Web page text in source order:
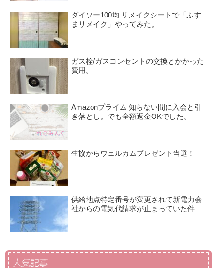
ダイソー100均 リメイクシートで「ふす
まリメイク」やってみた。
ガス栓/ガスコンセントの交換とかかった
費用。
Amazonプライム 知らない間に入会と引
き落とし。でも全額返金OKでした。
生協からウェルカムプレゼント当選！
供給地点特定番号が変更されて新電力会
社からの電気代請求が止まっていた件
人気記事